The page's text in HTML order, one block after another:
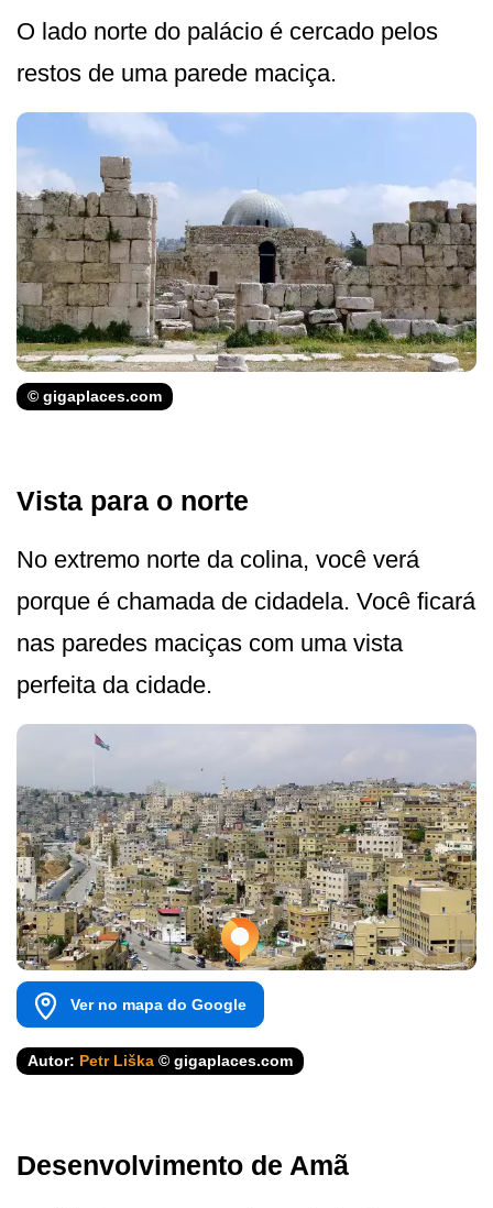
O lado norte do palácio é cercado pelos
restos de uma parede maciça.
© gigaplaces.com
Vista para o norte
No extremo norte da colina, você verá
porque é chamada de cidadela. Você ficará
nas paredes maciças com uma vista
perfeita da cidade.
Ver no mapa do Google
Autor: Petr Liška © gigaplaces.com
Desenvolvimento de Amã